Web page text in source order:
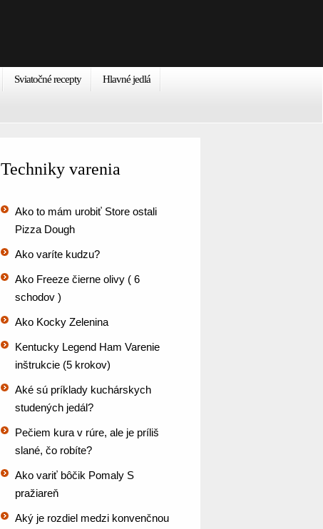
Sviatočné recepty Hlavné jedlá
Techniky varenia
Ako to mám urobiť Store ostali
Pizza Dough
Ako varíte kudzu?
Ako Freeze čierne olivy ( 6
schodov )
Ako Kocky Zelenina
Kentucky Legend Ham Varenie
inštrukcie (5 krokov)
Aké sú príklady kuchárskych
studených jedál?
Pečiem kura v rúre, ale je príliš
slané, čo robíte?
Ako variť bôčik Pomaly S
pražiareň
Aký je rozdiel medzi konvenčnou